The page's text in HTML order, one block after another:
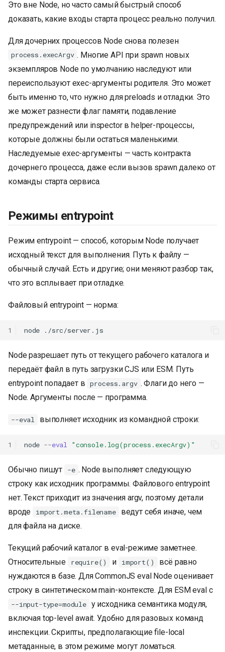
Это вне Node, но часто самый быстрый способ
доказать, какие входы старта процесс реально получил.
Для дочерних процессов Node снова полезен
process.execArgv . Многие API при spawn новых
экземпляров Node по умолчанию наследуют или
переиспользуют exec-аргументы родителя. Это может
быть именно то, что нужно для preloads и отладки. Это
же может разнести флаг памяти, подавление
предупреждений или inspector в helper-процессы,
которые должны были остаться маленькими.
Наследуемые exec-аргументы — часть контракта
дочернего процесса, даже если вызов spawn далеко от
команды старта сервиса.
Режимы entrypoint
Режим entrypoint — способ, которым Node получает
исходный текст для выполнения. Путь к файлу —
обычный случай. Есть и другие; они меняют разбор так,
что это всплывает при отладке.
Файловый entrypoint — норма:
1
Node разрешает путь от текущего рабочего каталога и
передаёт файл в путь загрузки CJS или ESM. Путь
entrypoint попадает в process.argv . Флаги до него —
Node. Аргументы после — программа.
--eval выполняет исходник из командной строки:
1 node --eval "console.log(process.execArgv)"
Обычно пишут -e . Node выполняет следующую
строку как исходник программы. Файлового entrypoint
нет. Текст приходит из значения argv, поэтому детали
вроде
import.meta.filename
ведут себя иначе, чем
для файла на диске.
Текущий рабочий каталог в eval-режиме заметнее.
Относительные
require() и import()
всё равно
нуждаются в базе. Для CommonJS eval Node оценивает
строку в синтетическом main-контексте. Для ESM eval с
--input-type=module у исходника семантика модуля,
включая top-level await. Удобно для разовых команд
инспекции. Скрипты, предполагающие file-local
метаданные, в этом режиме могут ломаться.